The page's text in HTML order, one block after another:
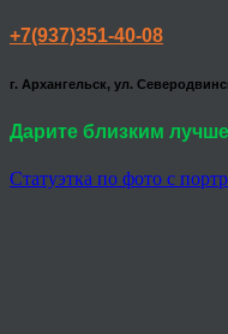
+7(937)351-40-08
г. Архангельск, ул.
Дарите близким
Статуэтка по фото с